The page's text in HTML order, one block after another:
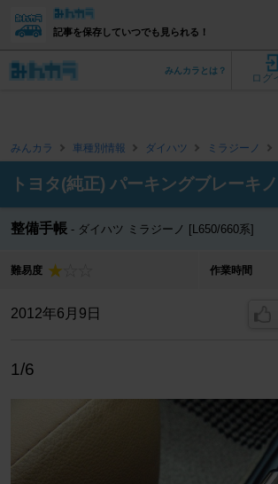
記事を保存していつでも見られる！
ログ
みんカラとは？
みんカラ 車種別情報 ダイハツ ミラジーノ
トヨタ(純正) パーキングブレーキ
整備手帳 ダイハツ ミラジーノ [L650/660系]
難易度 作業時間
2012年6月9日
1/6